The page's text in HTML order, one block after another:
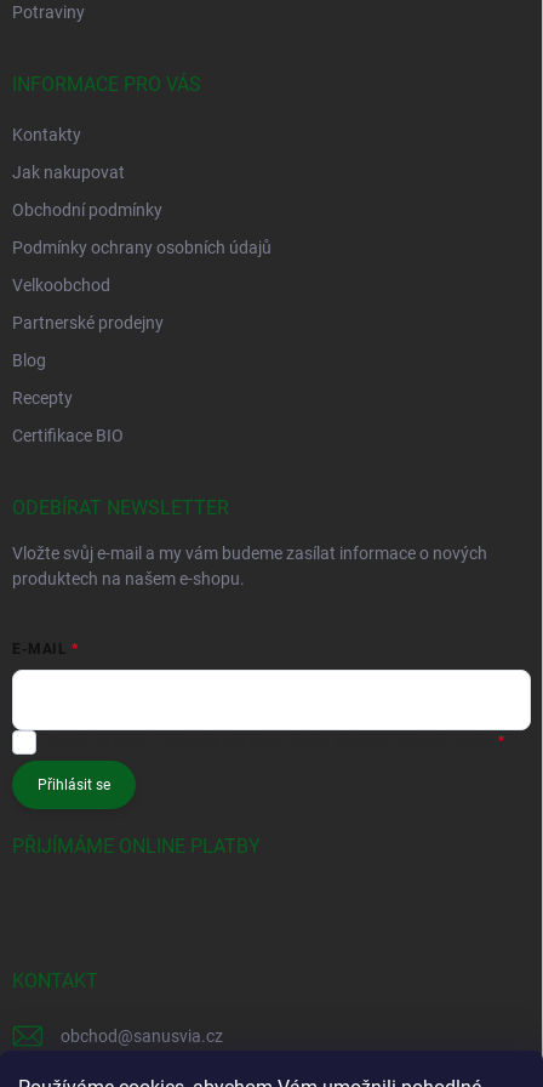
Potraviny
INFORMACE PRO VÁS
Kontakty
Jak nakupovat
Obchodní podmínky
Podmínky ochrany osobních údajů
Velkoobchod
Partnerské prodejny
Blog
Recepty
Certifikace BIO
ODEBÍRAT NEWSLETTER
Vložte svůj e-mail a my vám budeme zasílat informace o nových
produktech na našem e-shopu.
E-MAIL
Přihlásit se
PŘIJÍMÁME ONLINE PLATBY
KONTAKT
obchod@sanusvia.cz